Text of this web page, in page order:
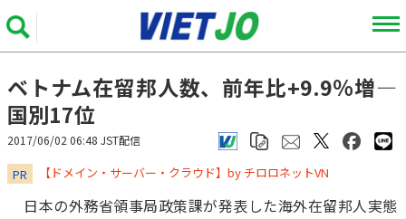
ベトナム在留邦人数、前年比+9.9％増―
国別17位
2017/06/02 06:48 JST配信
PR ​​​​​​​【ドメイン・サーバー・クラウド】by チロロネットVN
日本の外務省領事局政策課が発表した海外在留邦人実態